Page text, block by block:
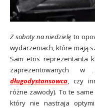
Z soboty na niedzielę to
wydarzeniach, które mają
Sam etos reprezentanta
zaprezentowanych
długodystansowca, czy
różne zawody). To te
który nie nastraja